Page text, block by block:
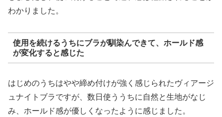
わかりました。
使用を続けるうちにブラが馴染んできて、ホールド感
が変化すると感じた
はじめのうちはやや締め付けが強く感じられたヴィアージ
ュナイトブラですが、数日使ううちに自然と生地がなじ
み、ホールド感が優しくなったように感じました。